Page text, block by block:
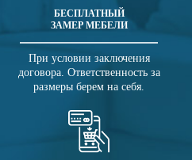
БЕСПЛАТНЫЙ
ЗАМЕР МЕБЕЛИ
При условии заключения
договора. Ответственность за
размеры берем на себя.